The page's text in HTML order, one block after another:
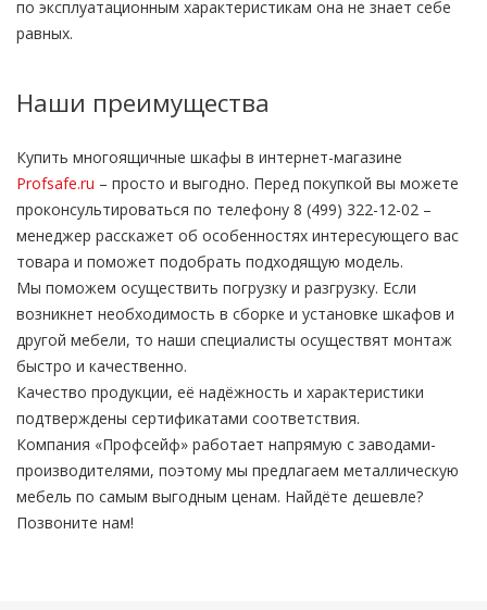
по эксплуатационным характеристикам она не знает себе
равных.
Наши преимущества
Купить многоящичные шкафы в интернет-магазине
Profsafe.ru – просто и выгодно. Перед покупкой вы можете
проконсультироваться по телефону 8 (499) 322-12-02 –
менеджер расскажет об особенностях интересующего вас
товара и поможет подобрать подходящую модель.
Мы поможем осуществить погрузку и разгрузку. Если
возникнет необходимость в сборке и установке шкафов и
другой мебели, то наши специалисты осуществят монтаж
быстро и качественно.
Качество продукции, её надёжность и характеристики
подтверждены сертификатами соответствия.
Компания «Профсейф» работает напрямую с заводами-
производителями, поэтому мы предлагаем металлическую
мебель по самым выгодным ценам. Найдёте дешевле?
Позвоните нам!